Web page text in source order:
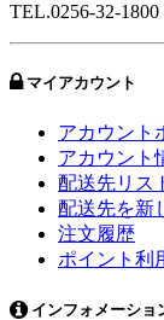
TEL.0256-32-1800
マイアカウント
アカウント
アカウント
配送先リス
配送先を新
注文履歴
ポイント利
インフォメーショ